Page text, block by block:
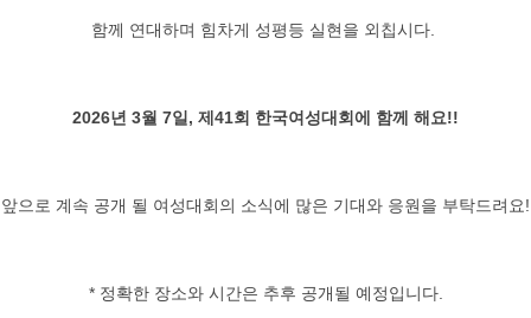
함께 연대하며 힘차게 성평등 실현을 외칩시다.
2026년 3월 7일, 제41회 한국여성대회에 함께 해요!!
앞으로 계속 공개 될 여성대회의 소식에 많은 기대와 응원을 부탁드려요!
* 정확한 장소와 시간은 추후 공개될 예정입니다.